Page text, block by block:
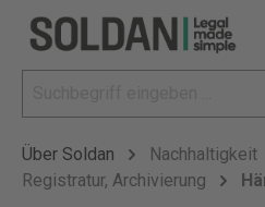
Über Soldan
Nachhaltigkeit
Registratur, Archivierung